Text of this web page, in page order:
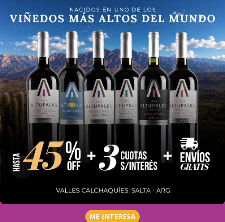
ME INTERESA